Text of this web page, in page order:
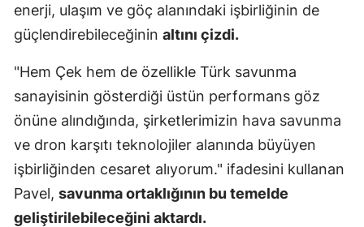
Isparta
İzmir
Kars
enerji, ulaşım ve göç alanındaki işbirliğinin de
güçlendirebileceğinin altını çizdi.
"Hem Çek hem de özellikle Türk savunma
sanayisinin gösterdiği üstün performans göz
önüne alındığında, şirketlerimizin hava savunma
ve dron karşıtı teknolojiler alanında büyüyen
işbirliğinden cesaret alıyorum." ifadesini kullanan
Pavel, savunma ortaklığının bu temelde
geliştirilebileceğini aktardı.